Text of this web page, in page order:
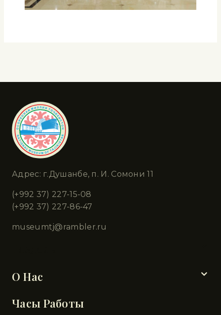
Адрес: г.Душанбе, п. И. Сомони 11
(+992 37) 227-15-08
(+992 37) 227-86-47
museumtj@rambler.ru
О Нас
Часы Работы